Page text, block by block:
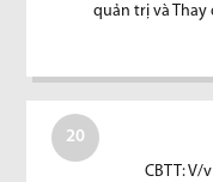
quản trị và Thay
20
CBTT: V/